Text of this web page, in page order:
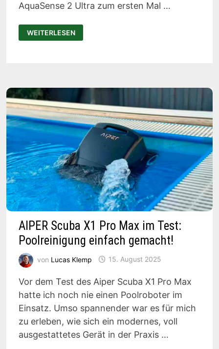
AquaSense 2 Ultra zum ersten Mal …
BEATBOT
AQUASENSE
2
WEITERLESEN
AIPER Scuba X1 Pro Max im Test:
Poolreinigung einfach gemacht!
von Lucas Klemp 15. August 2025
Vor dem Test des Aiper Scuba X1 Pro Max
hatte ich noch nie einen Poolroboter im
Einsatz. Umso spannender war es für mich
zu erleben, wie sich ein modernes, voll
ausgestattetes Gerät in der Praxis …